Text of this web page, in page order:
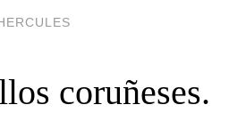
coruñeses.